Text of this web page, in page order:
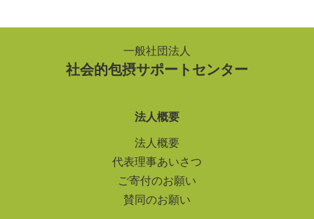
一般社団法人
社会的包摂サポートセンター
法人概要
法人概要
代表理事あいさつ
ご寄付のお願い
賛同のお願い